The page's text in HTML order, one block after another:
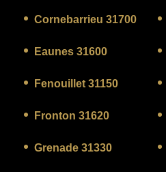
Cornebarrieu 31700
Eaunes 31600
Fenouillet 31150
Fronton 31620
Grenade 31330